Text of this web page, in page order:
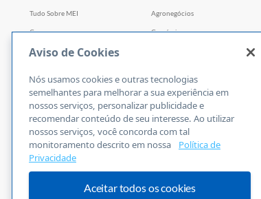
Tudo Sobre MEI
Cursos
Cursos por WhatsApp
Faculdade Sebrae
Webinars
Empretec
PGA
Ferramentas
Agronegócios
Comércio
Tecnologia e Startups
Aviso de Cookies
Nós usamos cookies e outras tecnologias
semelhantes para melhorar a sua experiência em
nossos serviços, personalizar publicidade e
recomendar conteúdo de seu interesse. Ao utilizar
nossos serviços, você concorda com tal
monitoramento descrito em nossa
Política de
Privacidade
Aceitar todos os cookies